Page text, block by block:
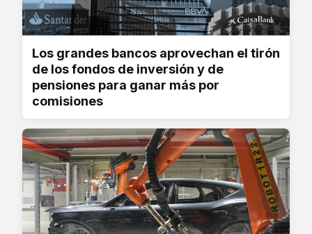
Los grandes bancos aprovechan el tirón
de los fondos de inversión y de
pensiones para ganar más por
comisiones